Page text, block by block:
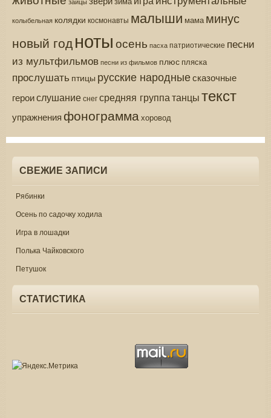
колыбельная колядки космонавты малыши мама минус
новый годнотыосень пасха патриотические песни
из мультфильмов песни из фильмов плюс пляска
прослушать птицы русские народныесказочные
героислушаниеснегсредняя группатанцытекст
упражнения фонограммахоровод
СВЕЖИЕ ЗАПИСИ
Рябинки
Осень по садочку ходила
Игра в лошадки
Полька Чайковского
Петушок
СТАТИСТИКА